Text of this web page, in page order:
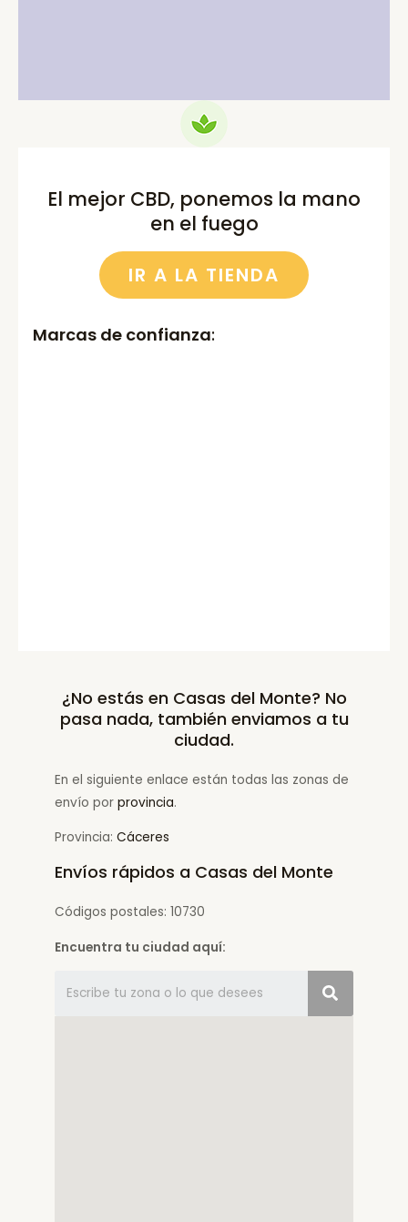
El mejor CBD, ponemos la mano
en el fuego
IR A LA TIENDA
Marcas de confianza:
¿No estás en Casas del Monte? No
pasa nada, también enviamos a tu
ciudad.
En el siguiente enlace están todas las zonas de
envío por provincia.
Provincia: Cáceres
Envíos rápidos a Casas del Monte
Códigos postales: 10730
Encuentra tu ciudad aquí: